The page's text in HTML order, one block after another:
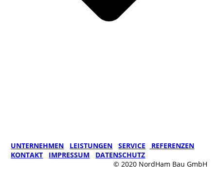
UNTERNEHMEN LEISTUNGEN SERVICE
REFERENZEN
KONTAKT
IMPRESSUM
DATENSCHUTZ
© 2020 NordHam Bau GmbH